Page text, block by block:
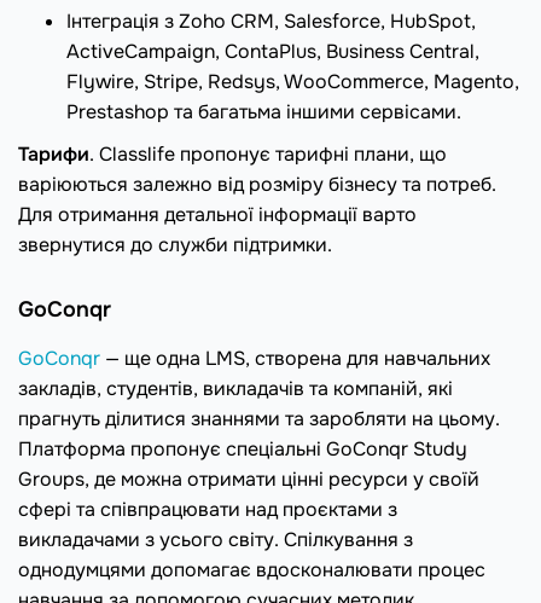
Інтеграція з Zoho CRM, Salesforce, HubSpot,
ActiveCampaign, ContaPlus, Business Central,
Flywire, Stripe, Redsys, WooCommerce, Magento,
Prestashop та багатьма іншими сервісами.
Тарифи. Classlife пропонує тарифні плани, що
варіюються залежно від розміру бізнесу та потреб.
Для отримання детальної інформації варто
звернутися до служби підтримки.
GoConqr
GoConqr — ще одна LMS, створена для навчальних
закладів, студентів, викладачів та компаній, які
прагнуть ділитися знаннями та заробляти на цьому.
Платформа пропонує спеціальні GoConqr Study
Groups, де можна отримати цінні ресурси у своїй
сфері та співпрацювати над проєктами з
викладачами з усього світу. Спілкування з
однодумцями допомагає вдосконалювати процес